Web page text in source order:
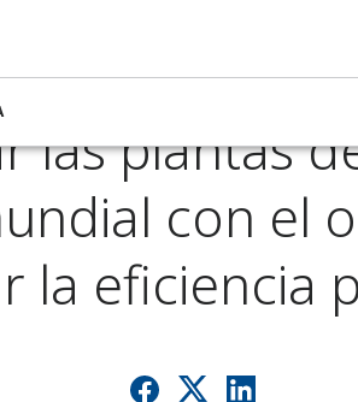
a
las plantas
con el
la eficiencia